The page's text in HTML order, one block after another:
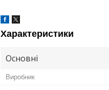
Характеристики
Основні
Виробник